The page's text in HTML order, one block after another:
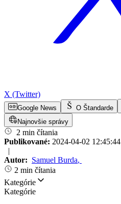
X (Twitter)
Google News O Štandarde
Najnovšie správy
2 min čítania
Publikované: 2024-04-02 12:45:44
|
Autor: Samuel Burda,
2 min čítania
Kategórie
Kategórie